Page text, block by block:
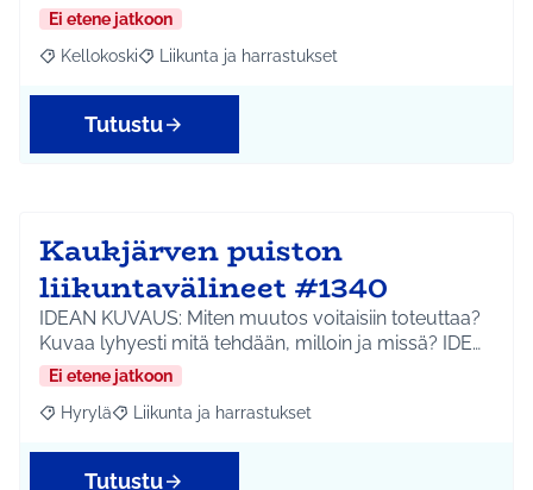
Ei etene jatkoon
Rajaa tulokset aihepiirin mukaan: Kellokoski
Kellokoski Rajaa tulokset teeman mukaan: Liikunta ja
Liikunta ja harrastukset
Tutustu
Kaukjärven puiston
liikuntavälineet #1340
IDEAN KUVAUS: Miten muutos voitaisiin toteuttaa?
Kuvaa lyhyesti mitä tehdään, milloin ja missä? IDE…
Ei etene jatkoon
Rajaa tulokset aihepiirin mukaan: Hyrylä
Hyrylä Rajaa tulokset teeman mukaan: Liikunta ja
Liikunta ja harrastukset
Tutustu